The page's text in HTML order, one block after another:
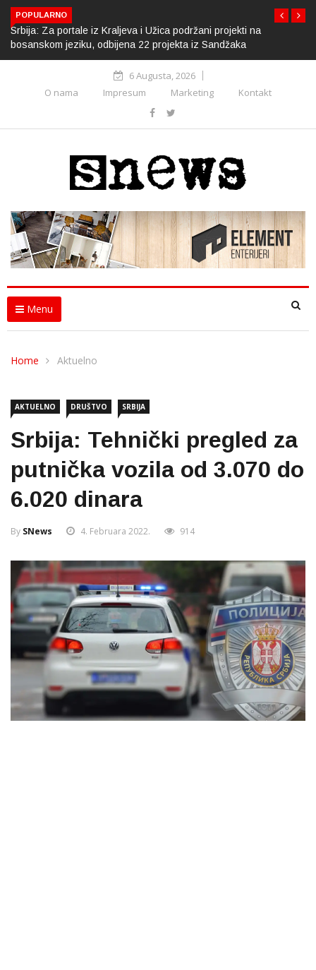
POPULARNO
Srbija: Za portale iz Kraljeva i Užica podržani projekti na
bosanskom jeziku, odbijena 22 projekta iz Sandžaka
6 Augusta, 2026
O nama
Impresum Marketing Kontakt
Menu
Home Aktuelno
AKTUELNO DRUŠTVO SRBIJA
Srbija: Tehnički pregled za
putnička vozila od 3.070 do
6.020 dinara
By SNews 4. Februara 2022. 914